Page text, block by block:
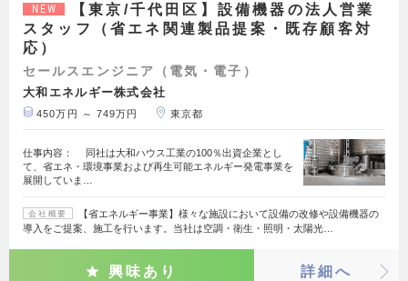
NEW
【東京/千代田区】設備機器の法人営業
スタッフ（省エネ関連製品提案・既存顧客対
応）
セールスエンジニア（電気・電子）
大和エネルギー株式会社
450万円 ～ 749万円 東京都
仕事内容： 同社は大和ハウス工業の100％出資企業とし
て、省エネ・環境事業および再生可能エネルギー発電事業を
展開していま…
会社概要
【省エネルギー事業】様々な施設において設備の改修や設備機器の
導入をご提案、施工を行います。当社は空調・衛生・照明・太陽光…
興味あり 詳細へ